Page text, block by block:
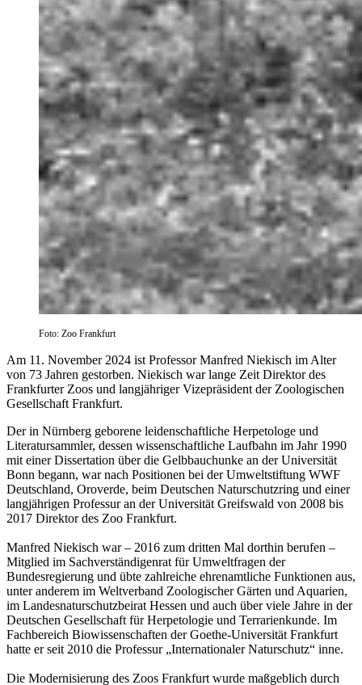
Foto: Zoo Frankfurt
Am 11. November 2024 ist Professor Manfred Niekisch im Alter
von 73 Jahren gestorben. Niekisch war lange Zeit Direktor des
Frankfurter Zoos und langjähriger Vizepräsident der Zoologischen
Gesellschaft Frankfurt.
Der in Nürnberg geborene leidenschaftliche Herpetologe und
Literatursammler, dessen wissenschaftliche Laufbahn im Jahr 1990
mit einer Dissertation über die Gelbbauchunke an der Universität
Bonn begann, war nach Positionen bei der Umweltstiftung WWF
Deutschland, Oroverde, beim Deutschen Naturschutzring und einer
langjährigen Professur an der Universität Greifswald von 2008 bis
2017 Direktor des Zoo Frankfurt.
Manfred Niekisch war – 2016 zum dritten Mal dorthin berufen –
Mitglied im Sachverständigenrat für Umweltfragen der
Bundesregierung und übte zahlreiche ehrenamtliche Funktionen aus,
unter anderem im Weltverband Zoologischer Gärten und Aquarien,
im Landesnaturschutzbeirat Hessen und auch über viele Jahre in der
Deutschen Gesellschaft für Herpetologie und Terrarienkunde. Im
Fachbereich Biowissenschaften der Goethe-Universität Frankfurt
hatte er seit 2010 die Professur „Internationaler Naturschutz“ inne.
Die Modernisierung des Zoos Frankfurt wurde maßgeblich durch